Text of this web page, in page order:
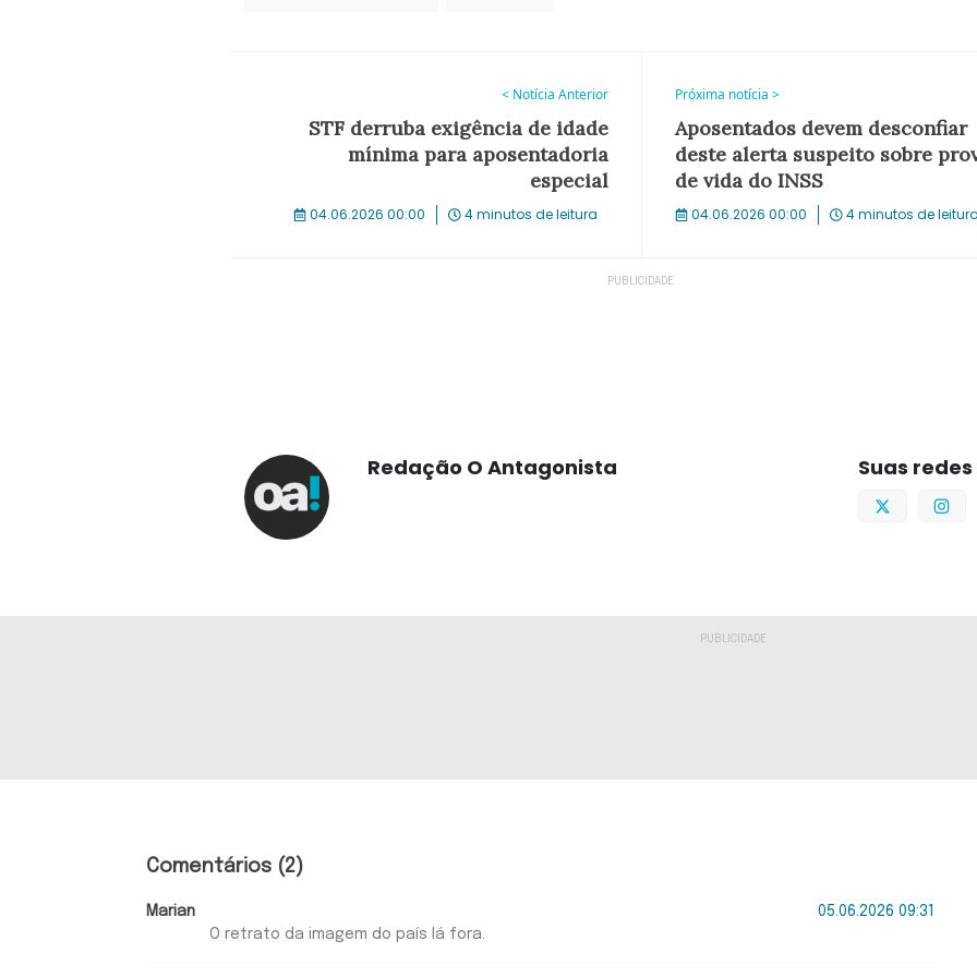
< Notícia Anterior
STF derruba exigência de idade
mínima para aposentadoria
especial
04.06.2026 00:00 4 minutos de leitura
Próxima notícia >
Aposentados devem desconfiar
deste alerta suspeito sobre
de vida do INSS
04.06.2026 00:00 4 minutos de
Redação O Antagonista Suas redes
Twitter
Comentários (2)
Marian
05.06.2026 09:31
O retrato da imagem do país lá fora.